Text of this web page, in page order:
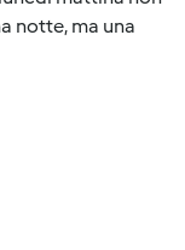
notte, ma una